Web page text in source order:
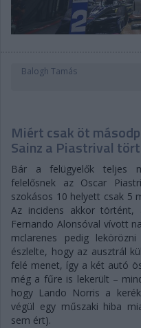
Balogh Tamás
Miért csak öt
Sainz a Piastrival
Bár a felügyelők teljes
felelősnek az Oscar
szokásos 10 helyett csak 5
Az incidens akkor történt,
Fernando Alonsóval vívott
mclarenes pedig
észlelte, hogy az ausztrál
felé menet, így a két autó
még a fűre is lekerült –
hogy Lando Norris a
végül egy műszaki hiba
sem ért).